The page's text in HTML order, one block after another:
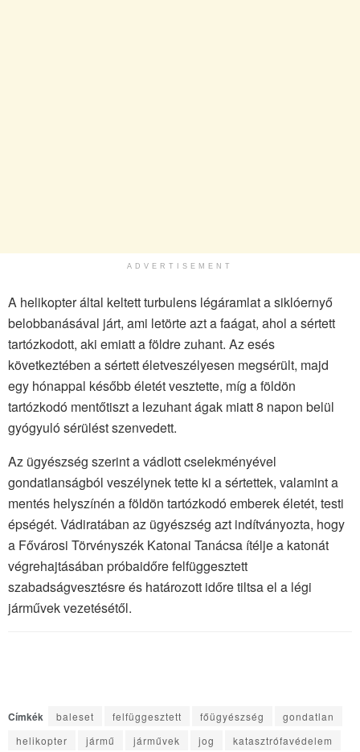
ADVERTISEMENT
A helikopter által keltett turbulens légáramlat a siklóernyő
belobbanásával járt, ami letörte azt a faágat, ahol a sértett
tartózkodott, aki emiatt a földre zuhant. Az esés
következtében a sértett életveszélyesen megsérült, majd
egy hónappal később életét vesztette, míg a földön
tartózkodó mentőtiszt a lezuhant ágak miatt 8 napon belül
gyógyuló sérülést szenvedett.
Az ügyészség szerint a vádlott cselekményével
gondatlanságból veszélynek tette ki a sértettek, valamint a
mentés helyszínén a földön tartózkodó emberek életét, testi
épségét. Vádiratában az ügyészség azt indítványozta, hogy
a Fővárosi Törvényszék Katonai Tanácsa ítélje a katonát
végrehajtásában próbaidőre felfüggesztett
szabadságvesztésre és határozott időre tiltsa el a légi
járművek vezetésétől.
Címkék baleset felfüggesztett főügyészség
gondatlan
helikopter
jármű járművek jog
katasztrófavédelem